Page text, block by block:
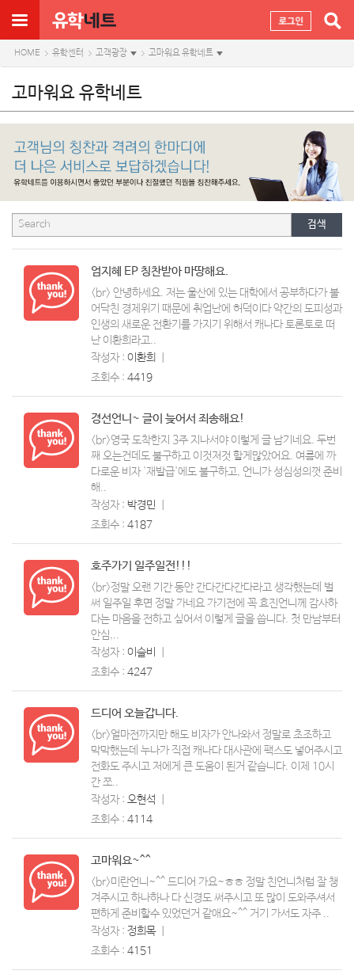
HOME 유학센터 고객광장 고마워요 유학네트
고마워요 유학네트
검색
엄지혜 EP 칭찬받아 마땅해요.
<br> 안녕하세요. 저는 울산에 있는 대학에서 공부하다가 불
어닥친 경제위기 때문에 취업난에 허덕이다 약간의 도피성과
인생의 새로운 전환기를 가지기 위해서 캐나다 토론토로 떠
난 이환희라고..
작성자 : 이환희
조회수 : 4419
경선언니~ 글이 늦어서 죄송해요!
<br>영국 도착한지 3주 지나서야 이렇게 글 남기네요. 두번
째 오는건데도 불구하고 이것저것 할게많았어요. 여름에 까
다로운 비자 '재발급'에도 불구하고, 언니가 성심성의껏 준비
해..
작성자 : 박경민
조회수 : 4187
호주가기 일주일전!!!
<br>정말 오랜 기간 동안 간다간다간다라고 생각했는데 벌
써 일주일 후면 정말 가네요 가기전에 꼭 효진언니께 감사하
다는 마음을 전하고 싶어서 이렇게 글을 씁니다. 첫 만남부터
안심,..
작성자 : 이슬비
조회수 : 4247
드디어 오늘갑니다.
<br>얼마전까지만 해도 비자가 안나와서 정말로 초조하고
막막했는데 누나가 직접 캐나다 대사관에 팩스도 넣어주시고
전화도 주시고 저에게 큰 도움이 된거 같습니다. 이제 10시
간 쪼..
작성자 : 오현석
조회수 : 4114
고마워요~^^
<br>미란언니~^^ 드디어 가요~ㅎㅎ 정말 친언니처럼 잘 챙
겨주시고 하나하나 다 신경도 써주시고 또 많이 도와주셔서
편하게 준비할수 있었던거 같애요~^^ 거기 가서도 자주 ..
작성자 : 정희목ㅣ
조회수 : 4151